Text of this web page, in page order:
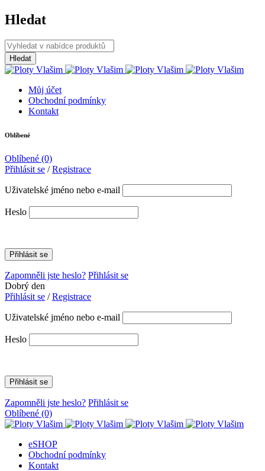
Hledat
Můj účet
Obchodní podmínky
Kontakt
Oblíbené
Oblíbené (0)
Přihlásit se /Registrace
Uživatelské jméno nebo e-mail
Heslo
Zapomněli jste heslo? Přihlásit se
Dobrý den
Přihlásit se /Registrace
Uživatelské jméno nebo e-mail
Heslo
Zapomněli jste heslo? Přihlásit se
Oblíbené (0)
eSHOP
Obchodní podmínky
Kontakt